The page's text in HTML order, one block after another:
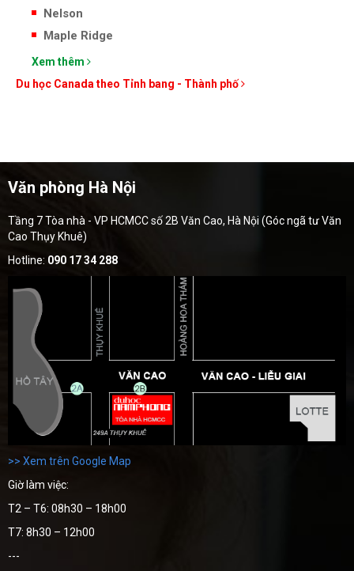
Nelson
Maple Ridge
Xem thêm
Du học Canada theo Tỉnh bang - Thành phố
Văn phòng Hà Nội
Tầng 7 Tòa nhà - VP HCMCC số 2B Văn Cao, Hà Nội (Góc ngã tư Văn
Cao Thụy Khuê)
Hotline: 090 17 34 288
>> Xem trên Google Map
Giờ làm việc:
T2 – T6: 08h30 – 18h00
T7: 8h30 – 12h00
---